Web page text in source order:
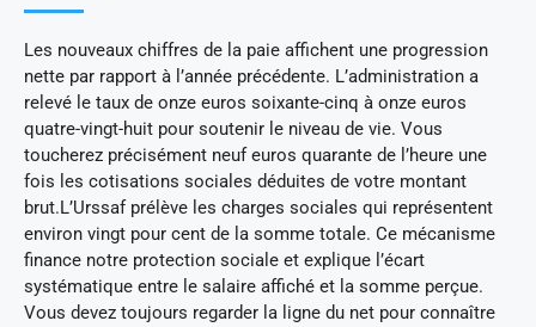
Les nouveaux chiffres de la paie affichent une progression
nette par rapport à l’année précédente. L’administration a
relevé le taux de onze euros soixante-cinq à onze euros
quatre-vingt-huit pour soutenir le niveau de vie. Vous
toucherez précisément neuf euros quarante de l’heure une
fois les cotisations sociales déduites de votre montant
brut.L’Urssaf prélève les charges sociales qui représentent
environ vingt pour cent de la somme totale. Ce mécanisme
finance notre protection sociale et explique l’écart
systématique entre le salaire affiché et la somme perçue.
Vous devez toujours regarder la ligne du net pour connaître